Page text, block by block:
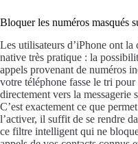
Bloquer les numéros masqués
Les utilisateurs d’iPhone ont
native très pratique : la
appels provenant de numéros
votre téléphone fasse le tri
directement vers la messagerie
C’est exactement ce que
l’activer, il suffit de se rendre
ce filtre intelligent qui ne